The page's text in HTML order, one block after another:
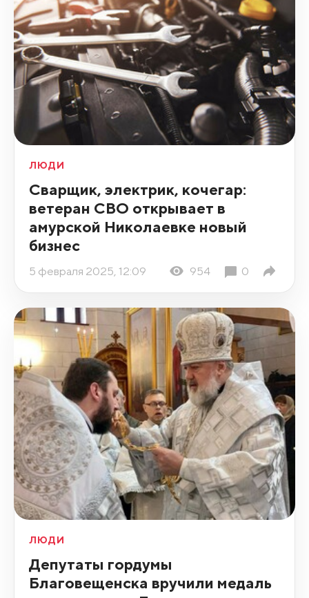
ЛЮДИ
Сварщик, электрик, кочегар:
ветеран СВО открывает в
амурской Николаевке новый
бизнес
5 февраля 2025, 12:09 954 0
ЛЮДИ
Депутаты гордумы
Благовещенска вручили медаль